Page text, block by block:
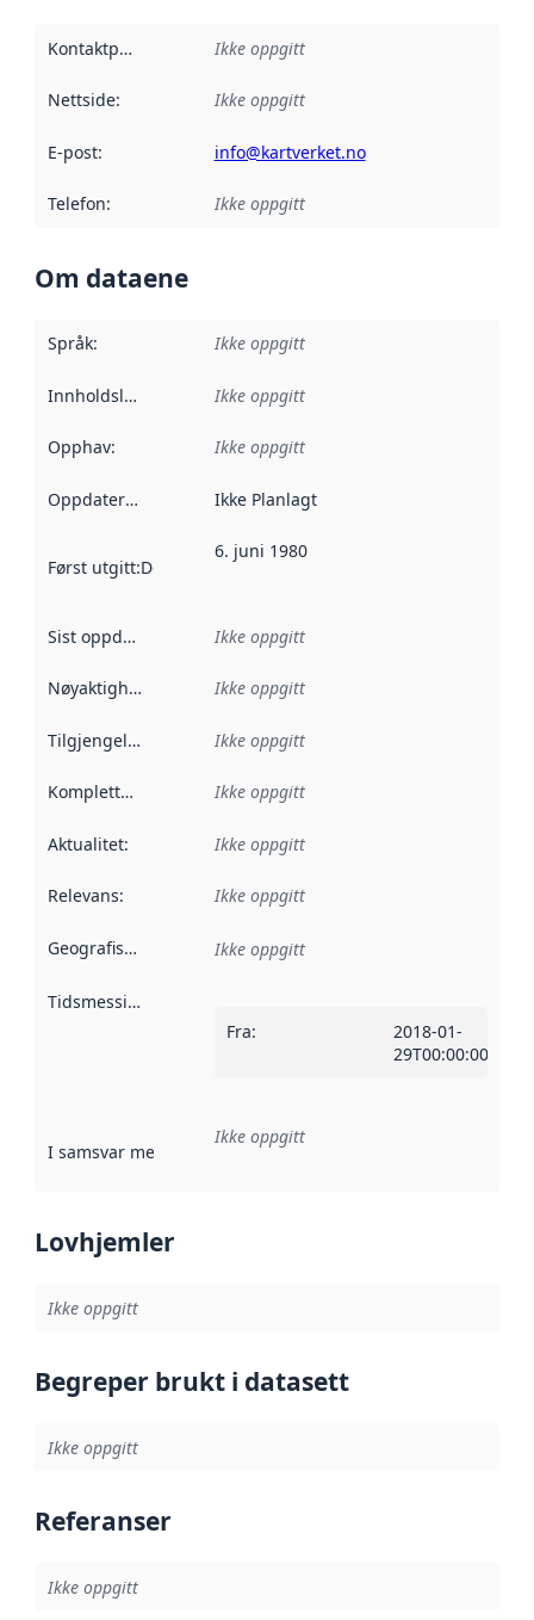
Kontaktpunkt Ikke oppgitt
Nettside: Ikke oppgitt
E-post: info@kartverket.no
Telefon: Ikke oppgitt
Om dataene
Språk: Ikke oppgitt
Innholdsleverandører :
Ikke oppgitt
Opphav: Ikke oppgitt
Oppdateringsfrekvens :
Ikke Planlagt
Først utgitt:Denne datoen sier når dataene i dette
6. juni 1980
Sist oppdatert Ikke oppgitt
Nøyaktighet Ikke oppgitt
Tilgjengelighet Ikke oppgitt
Kompletthet Ikke oppgitt
Aktualitet: Ikke oppgitt
Relevans: Ikke oppgitt
Geografisk avgrensning :
Ikke oppgitt
Tidsmessig avgrensning
Fra:
2018-01-
29T00:00:00Z
I samsvar med Referanse til en implementasjonsregel
Ikke oppgitt
Lovhjemler
Ikke oppgitt
Begreper brukt i datasett
Ikke oppgitt
Referanser
Ikke oppgitt